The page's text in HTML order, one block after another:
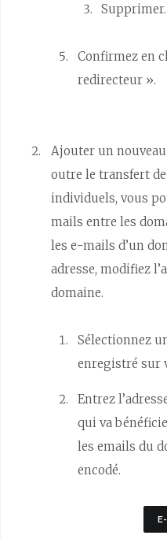
Supprimer.
Confirmez en
redirecteur ».
Ajouter un
outre le transfert
individuels, vous
mails entre les
les e-mails d’un
adresse, modifiez
domaine.
Sélectionnez
enregistré sur
Entrez
qui va
les emails du
encodé.